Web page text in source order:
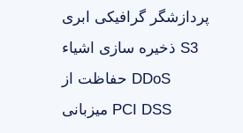
پردازشگر گرافیکی ابری
ذخیره سازی اشیاء S3
حفاظت از DDoS
میزبانی PCI DSS